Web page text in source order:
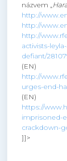
názvem „
http://
http://
http://
activists-
defiant/
(EN)
http://
urges-end-
(EN)
https://
imprisoned-
crackdown-
]]>